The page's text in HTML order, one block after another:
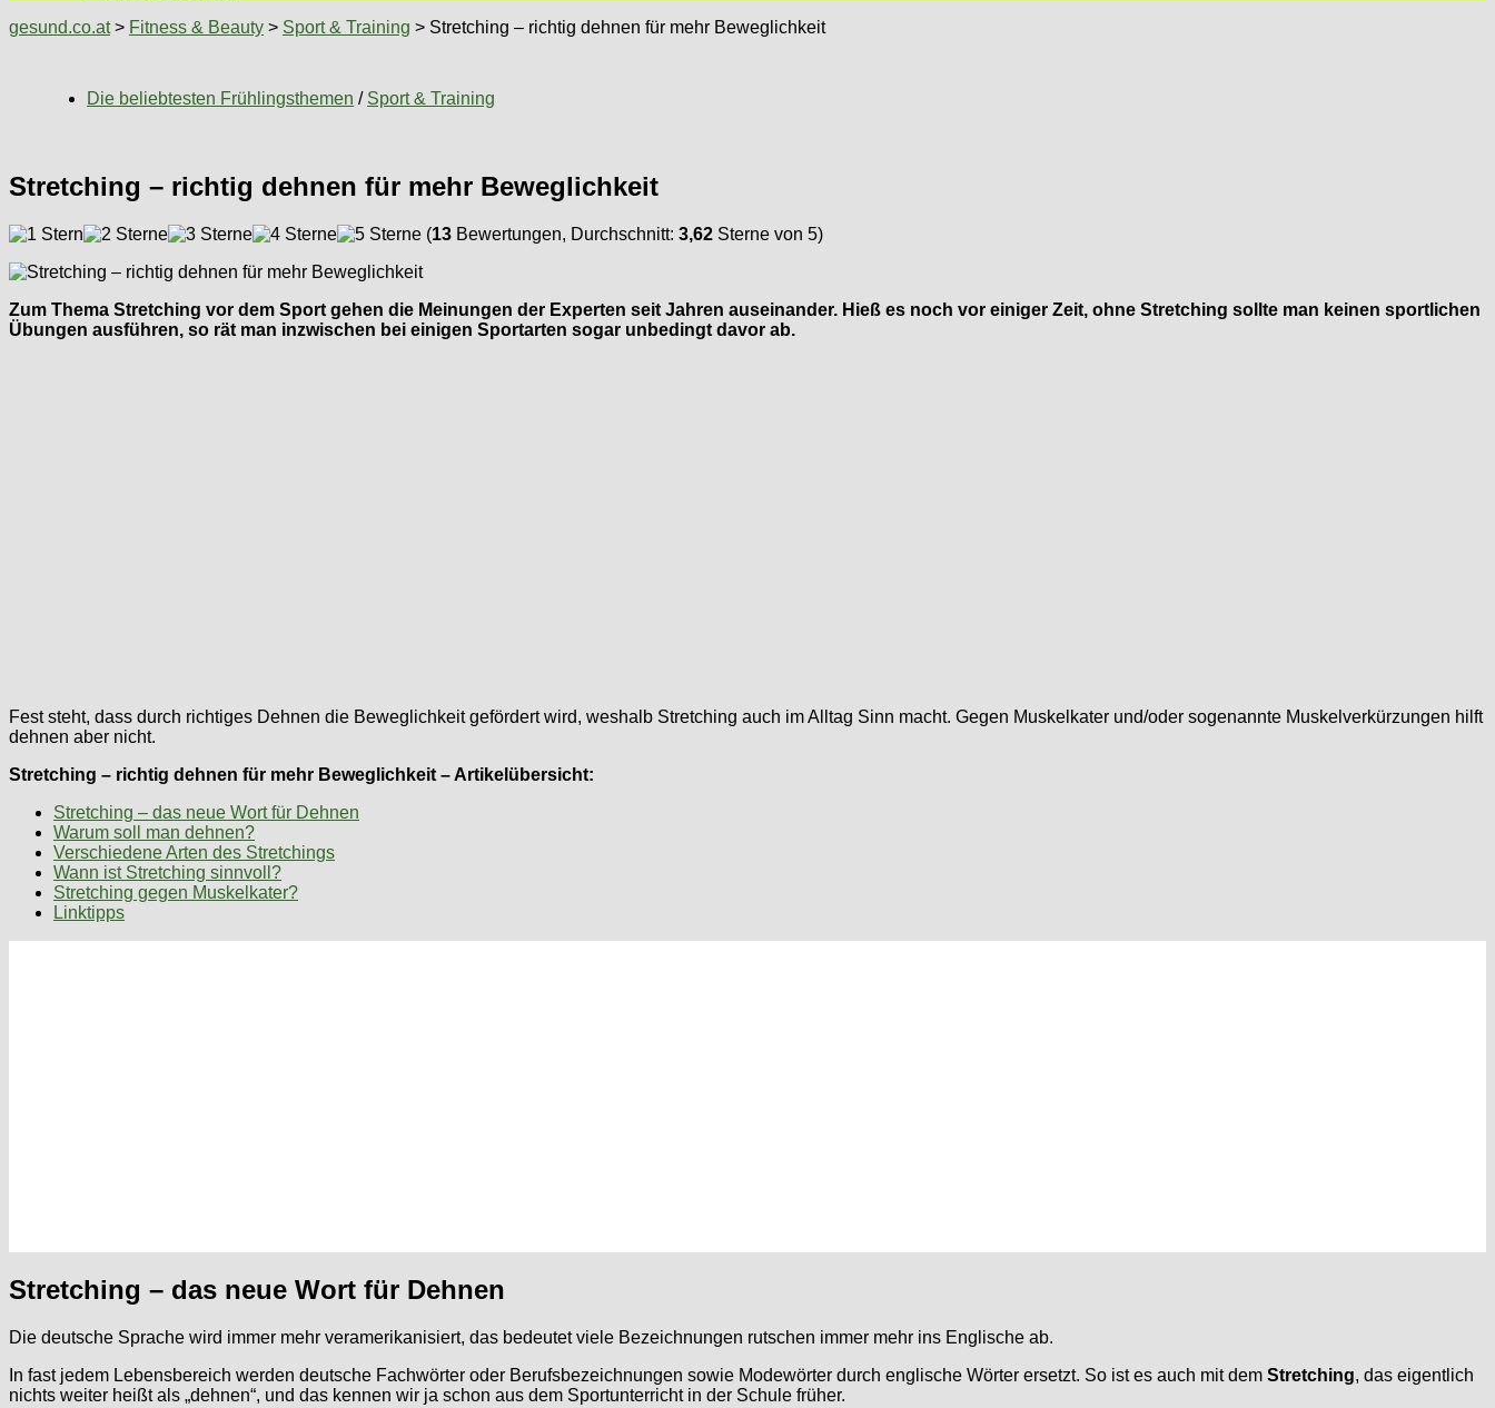
gesund.co.at> Fitness & Beauty > Sport & Training > Stretching – richtig dehnen für mehr Beweglichkeit
Die beliebtesten Frühlingsthemen / Sport & Training
Stretching – richtig dehnen für mehr Beweglichkeit
(13 Bewertungen, Durchschnitt: 3,62 Sterne von 5)
Zum Thema Stretching vor dem Sport gehen die Meinungen der Experten seit Jahren auseinander. Hieß es noch vor einiger Zeit, ohne Stretching sollte man keinen sportlichen
Übungen ausführen, so rät man inzwischen bei einigen Sportarten sogar unbedingt davor ab.
Fest steht, dass durch richtiges Dehnen die Beweglichkeit gefördert wird, weshalb Stretching auch im Alltag Sinn macht. Gegen Muskelkater und/oder sogenannte Muskelverkürzungen hilft
dehnen aber nicht.
Stretching – richtig dehnen für mehr Beweglichkeit – Artikelübersicht:
Stretching – das neue Wort für Dehnen
Warum soll man dehnen?
Verschiedene Arten des Stretchings
Wann ist Stretching sinnvoll?
Stretching gegen Muskelkater?
Linktipps
Stretching – das neue Wort für Dehnen
Die deutsche Sprache wird immer mehr veramerikanisiert, das bedeutet viele Bezeichnungen rutschen immer mehr ins Englische ab.
In fast jedem Lebensbereich werden deutsche Fachwörter oder Berufsbezeichnungen sowie Modewörter durch englische Wörter ersetzt. So ist es auch mit dem Stretching, das eigentlich
nichts weiter heißt als „dehnen“, und das kennen wir ja schon aus dem Sportunterricht in der Schule früher.